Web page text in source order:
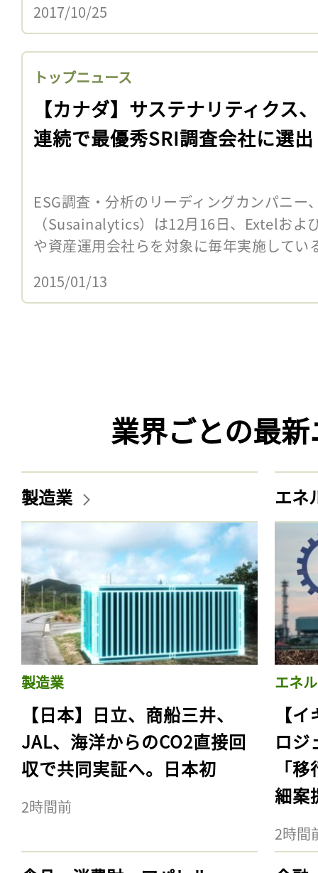
2017/10/25
トップニュース
【カナダ】サステナリティクス
連続で最優秀SRI調査会社に選出
ESG調査・分析のリーディングカンパニー
（Susainalytics）は12月16日、Extelおよ
や資産運用会社らを対象に毎年実施して
2015/01/13
業界ごとの最
製造業
製造業
【日本】日立、商船三井、
JAL、海洋からのCO2直接回
収で共同実証へ。日本初
2時間前
エネ
エネ
【
ロジ
「
細案
2時間